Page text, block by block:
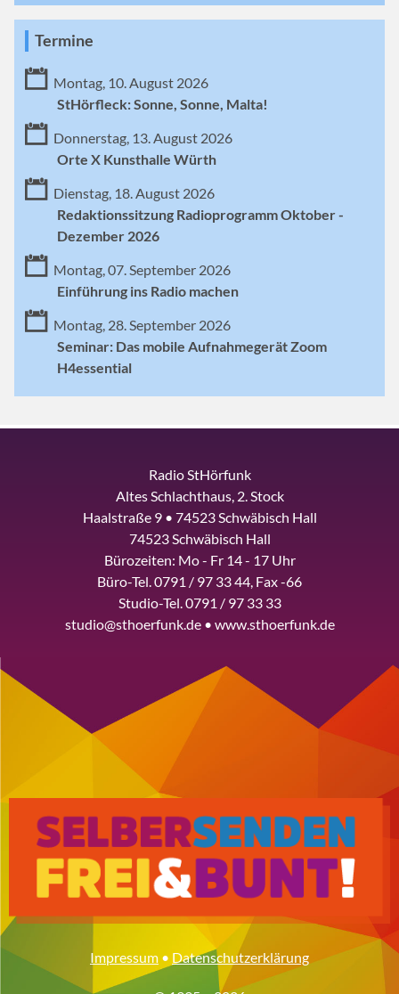
Termine
Montag, 10. August 2026
StHörfleck: Sonne, Sonne, Malta!
Donnerstag, 13. August 2026
Orte X Kunsthalle Würth
Dienstag, 18. August 2026
Redaktionssitzung Radioprogramm Oktober -
Dezember 2026
Montag, 07. September 2026
Einführung ins Radio machen
Montag, 28. September 2026
Seminar: Das mobile Aufnahmegerät Zoom
H4essential
Radio StHörfunk
Altes Schlachthaus, 2. Stock
Haalstraße 9 • 74523 Schwäbisch Hall
74523 Schwäbisch Hall
Bürozeiten: Mo - Fr 14 - 17 Uhr
Büro-Tel. 0791 / 97 33 44, Fax -66
Studio-Tel. 0791 / 97 33 33
studio@sthoerfunk.de • www.sthoerfunk.de
Impressum • Datenschutzerklärung